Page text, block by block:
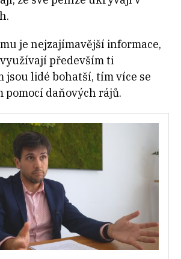
je nejzajímavější informace,
především ti
jsou lidé bohatší, tím více se
daňových rájů.